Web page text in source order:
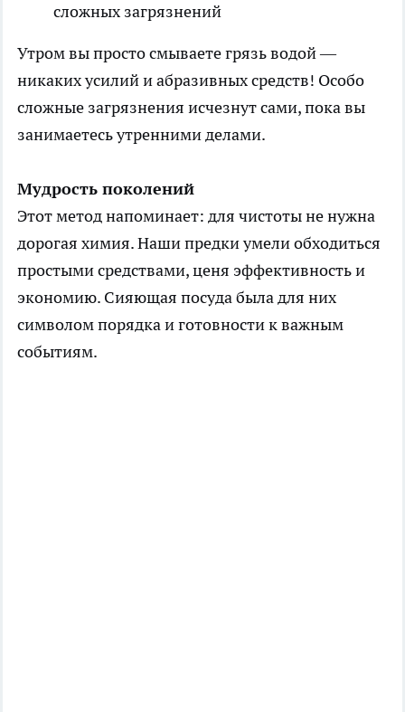
сложных загрязнений
Утром вы просто смываете грязь водой —
никаких усилий и абразивных средств! Особо
сложные загрязнения исчезнут сами, пока вы
занимаетесь утренними делами.
Мудрость поколений
Этот метод напоминает: для чистоты не нужна
дорогая химия. Наши предки умели обходиться
простыми средствами, ценя эффективность и
экономию. Сияющая посуда была для них
символом порядка и готовности к важным
событиям.